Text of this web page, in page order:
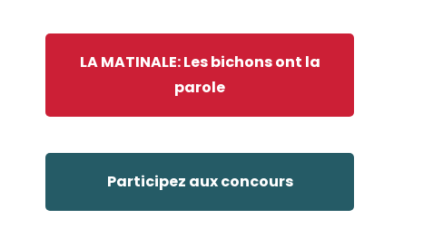
LA MATINALE: Les bichons ont la
parole
Participez aux concours